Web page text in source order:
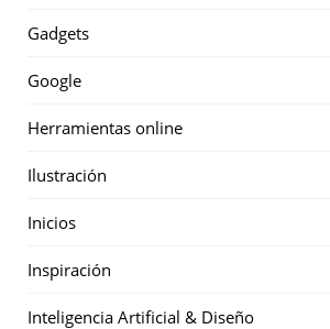
Gadgets
Google
Herramientas online
Ilustración
Inicios
Inspiración
Inteligencia Artificial & Diseño